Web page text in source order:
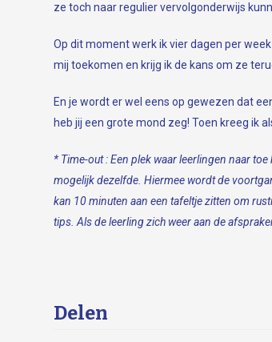
ze toch naar regulier vervolgonderwijs
Op dit moment werk ik vier dagen per
mij toekomen en krijg ik de kans om ze
En je wordt er wel eens op gewezen dat
heb jij een grote mond zeg! Toen kreeg ik
* Time-out :Een plek waar leerlingen naar
mogelijk dezelfde. Hiermee wordt de
kan 10 minuten aan een tafeltje zitten om
tips. Als de leerling zich weer aan de
Delen